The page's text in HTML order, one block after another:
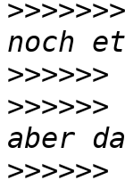
>>>>>>>
>>>>>>
>>>>>>
>>>>>>